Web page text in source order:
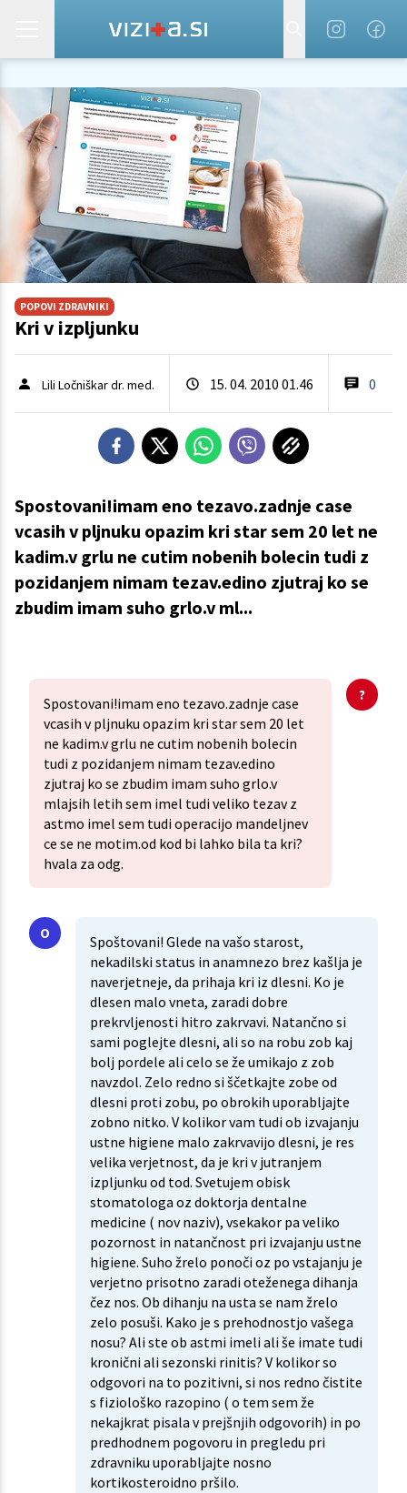
POPOVI ZDRAVNIKI
Kri v izpljunku
Lili Ločniškar dr. med. 15. 04. 2010 01.46 0
Spostovani!imam eno tezavo.zadnje case
vcasih v pljnuku opazim kri star sem 20 let ne
kadim.v grlu ne cutim nobenih bolecin tudi z
pozidanjem nimam tezav.edino zjutraj ko se
zbudim imam suho grlo.v ml...
Spostovani!imam eno tezavo.zadnje case
vcasih v pljnuku opazim kri star sem 20 let
ne kadim.v grlu ne cutim nobenih bolecin
tudi z pozidanjem nimam tezav.edino
zjutraj ko se zbudim imam suho grlo.v
mlajsih letih sem imel tudi veliko tezav z
astmo imel sem tudi operacijo mandeljnev
ce se ne motim.od kod bi lahko bila ta kri?
hvala za odg.
Spoštovani! Glede na vašo starost,
nekadilski status in anamnezo brez kašlja je
naverjetneje, da prihaja kri iz dlesni. Ko je
dlesen malo vneta, zaradi dobre
prekrvljenosti hitro zakrvavi. Natančno si
sami poglejte dlesni, ali so na robu zob kaj
bolj pordele ali celo se že umikajo z zob
navzdol. Zelo redno si ščetkajte zobe od
dlesni proti zobu, po obrokih uporabljajte
zobno nitko. V kolikor vam tudi ob izvajanju
ustne higiene malo zakrvavijo dlesni, je res
velika verjetnost, da je kri v jutranjem
izpljunku od tod. Svetujem obisk
stomatologa oz doktorja dentalne
medicine ( nov naziv), vsekakor pa veliko
pozornost in natančnost pri izvajanju ustne
higiene. Suho žrelo ponoči oz po vstajanju je
verjetno prisotno zaradi oteženega dihanja
čez nos. Ob dihanju na usta se nam žrelo
zelo posuši. Kako je s prehodnostjo vašega
nosu? Ali ste ob astmi imeli ali še imate tudi
kronični ali sezonski rinitis? V kolikor so
odgovori na to pozitivni, si nos redno čistite
s fiziološko razopino ( o tem sem že
nekajkrat pisala v prejšnjih odgovorih) in po
predhodnem pogovoru in pregledu pri
zdravniku uporabljajte nosno
kortikosteroidno pršilo.